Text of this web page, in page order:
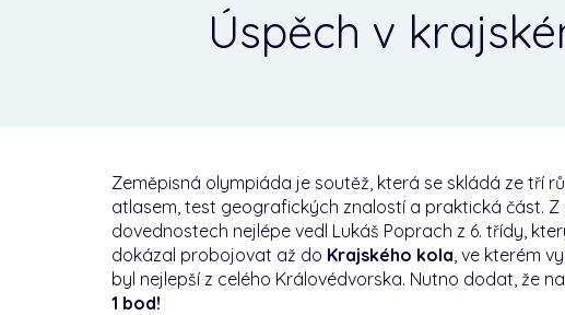
Úspěch v
Zeměpisná olympiáda je soutěž, která se skládá ze tří
atlasem, test geografických znalostí a praktická část. Z
dovednostech nejlépe vedl Lukáš Poprach z 6. třídy,
dokázal probojovat až do Krajského kola , ve kterém
byl nejlepší z celého Královédvorska. Nutno dodat, že
1 bod!